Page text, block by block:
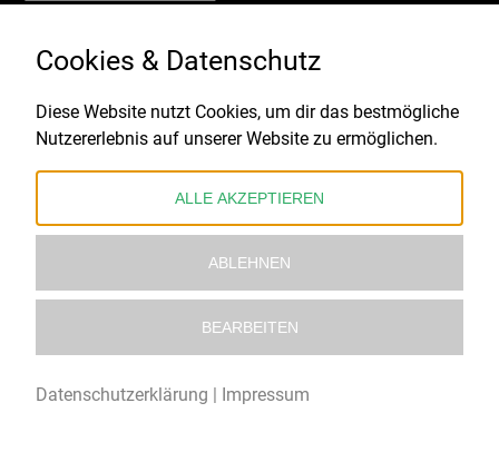
WIDERRUFSBELEHRUNG
IMPRESSUM
Gefördert durch:
Cookies & Datenschutz
Diese Website nutzt Cookies, um dir das bestmögliche
Nutzererlebnis auf unserer Website zu ermöglichen.
ALLE AKZEPTIEREN
ABLEHNEN
BEARBEITEN
Datenschutzerklärung | Impressum